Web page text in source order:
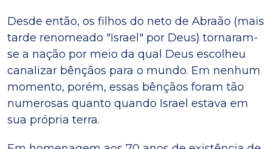
Desde então, os filhos do neto de Abraão (mais
tarde renomeado "Israel" por Deus) tornaram-
se a nação por meio da qual Deus escolheu
canalizar bênçãos para o mundo. Em nenhum
momento, porém, essas bênçãos foram tão
numerosas quanto quando Israel estava em
sua própria terra.